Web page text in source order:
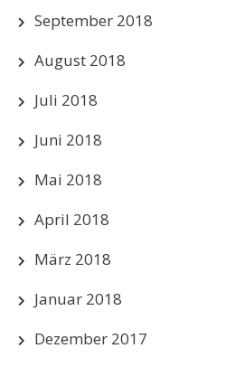
September 2018
August 2018
Juli 2018
Juni 2018
Mai 2018
April 2018
März 2018
Januar 2018
Dezember 2017